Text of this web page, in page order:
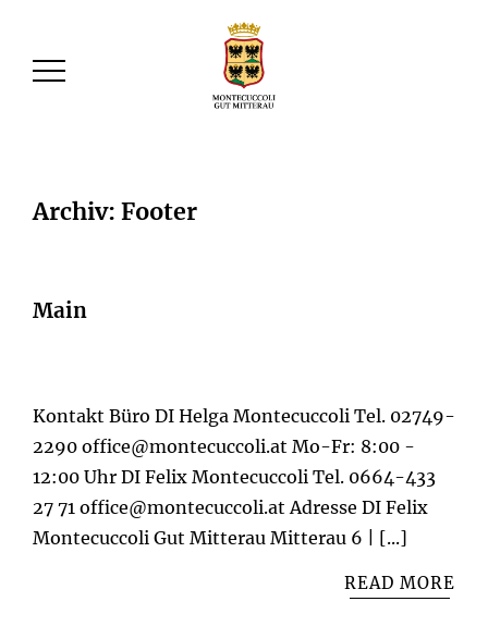
Archiv: Footer
Main
Kontakt Büro DI Helga Montecuccoli Tel. 02749-
2290 office@montecuccoli.at Mo-Fr: 8:00 -
12:00 Uhr DI Felix Montecuccoli Tel. 0664-433
27 71 office@montecuccoli.at Adresse DI Felix
Montecuccoli Gut Mitterau Mitterau 6 | [...]
READ MORE